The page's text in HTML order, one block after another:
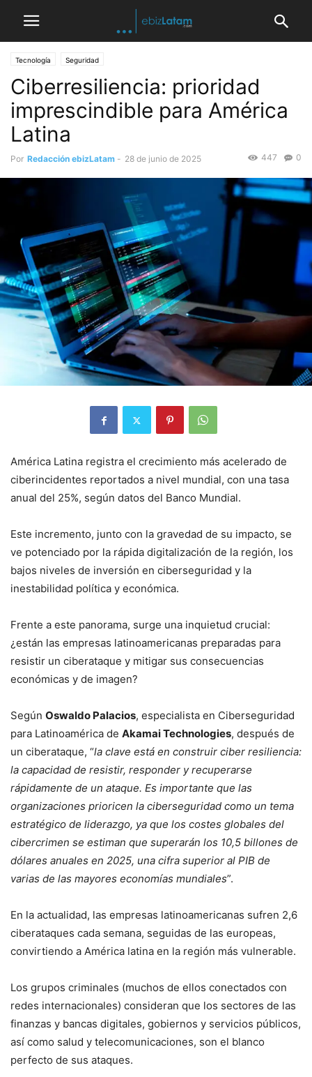
Tecnología Seguridad
Ciberresiliencia: prioridad
imprescindible para América
Latina
Por Redacción ebizLatam - 28 de junio de 2025 0
447
América Latina registra el crecimiento más acelerado de
ciberincidentes reportados a nivel mundial, con una tasa
anual del 25%, según datos del Banco Mundial.
Este incremento, junto con la gravedad de su impacto, se
ve potenciado por la rápida digitalización de la región, los
bajos niveles de inversión en ciberseguridad y la
inestabilidad política y económica.
Frente a este panorama, surge una inquietud crucial:
¿están las empresas latinoamericanas preparadas para
resistir un ciberataque y mitigar sus consecuencias
económicas y de imagen?
Según Oswaldo Palacios, especialista en Ciberseguridad
para Latinoamérica de Akamai Technologies, después de
un ciberataque, “la clave está en construir ciber resiliencia:
la capacidad de resistir, responder y recuperarse
rápidamente de un ataque. Es importante que las
organizaciones prioricen la ciberseguridad como un tema
estratégico de liderazgo, ya que los costes globales del
cibercrimen se estiman que superarán los 10,5 billones de
dólares anuales en 2025, una cifra superior al PIB de
varias de las mayores economías mundiales”.
En la actualidad, las empresas latinoamericanas sufren 2,6
ciberataques cada semana, seguidas de las europeas,
convirtiendo a América latina en la región más vulnerable.
Los grupos criminales (muchos de ellos conectados con
redes internacionales) consideran que los sectores de las
finanzas y bancas digitales, gobiernos y servicios públicos,
así como salud y telecomunicaciones, son el blanco
perfecto de sus ataques.